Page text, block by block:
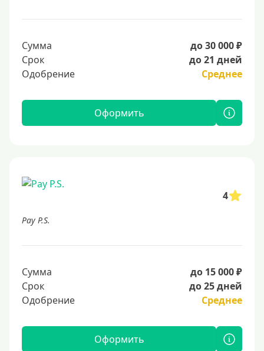
Сумма
до 30 000 ₽
Срок
до 21 дней
Одобрение
Среднее
Оформить
4
Pay P.S.
Сумма
до 15 000 ₽
Срок
до 25 дней
Одобрение
Среднее
Оформить